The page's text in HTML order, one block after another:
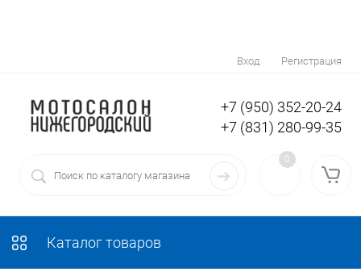
Вход Регистрация
+7 (950) 352-20-24
+7 (831) 280-99-35
0
Каталог товаров